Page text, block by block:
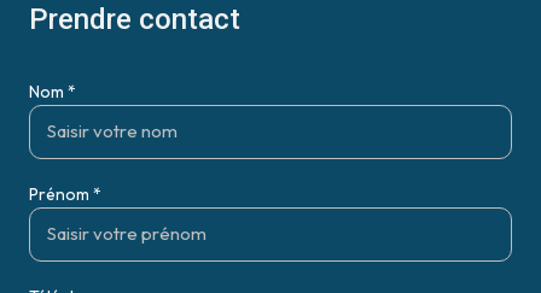
Prendre contact
Nom *
Prénom *